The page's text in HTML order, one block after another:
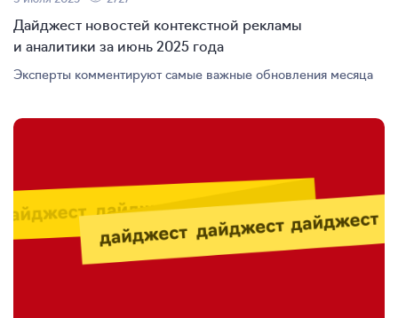
Дайджест новостей контекстной рекламы
и аналитики за июнь 2025 года
Эксперты комментируют самые важные обновления месяца